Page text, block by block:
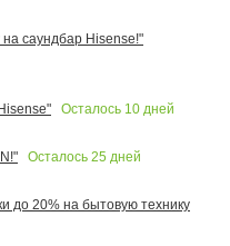
на саундбар Hisense!"
Осталось 10 дней
Осталось 25 дней
до 20% на бытовую технику